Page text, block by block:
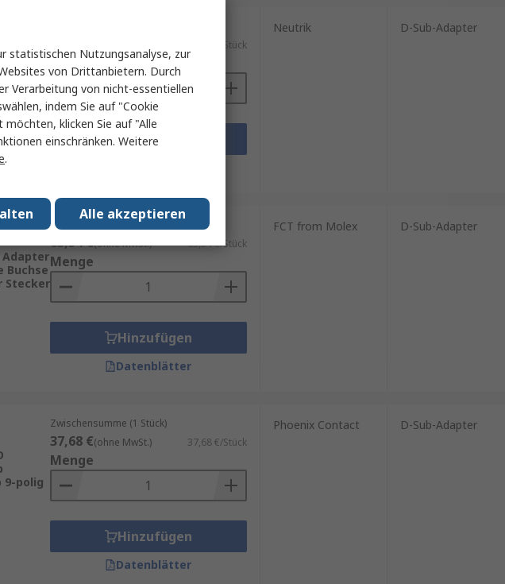
15-
D-
44,17 €/Stück
Menge
Hinzufügen
Neutrik D-Sub-Adapter
Adapter
Buchse
Stecker
Zwischensumme (1 Stück)
63,54 €(ohne MwSt.) 63,54 €/Stück
Menge
Hinzufügen
Datenblätter
FCT from Molex D-Sub-Adapter
9-polig
Zwischensumme (1 Stück)
37,68 €(ohne MwSt.) 37,68 €/Stück
Menge
Hinzufügen
Datenblätter
Phoenix Contact D-Sub-Adapter
statistischen Nutzungsanalyse, zur
von Drittanbietern. Durch
Verarbeitung von nicht-essentiellen
indem Sie auf "Cookie
möchten, klicken Sie auf "Alle
einschränken. Weitere
.
Alle akzeptieren